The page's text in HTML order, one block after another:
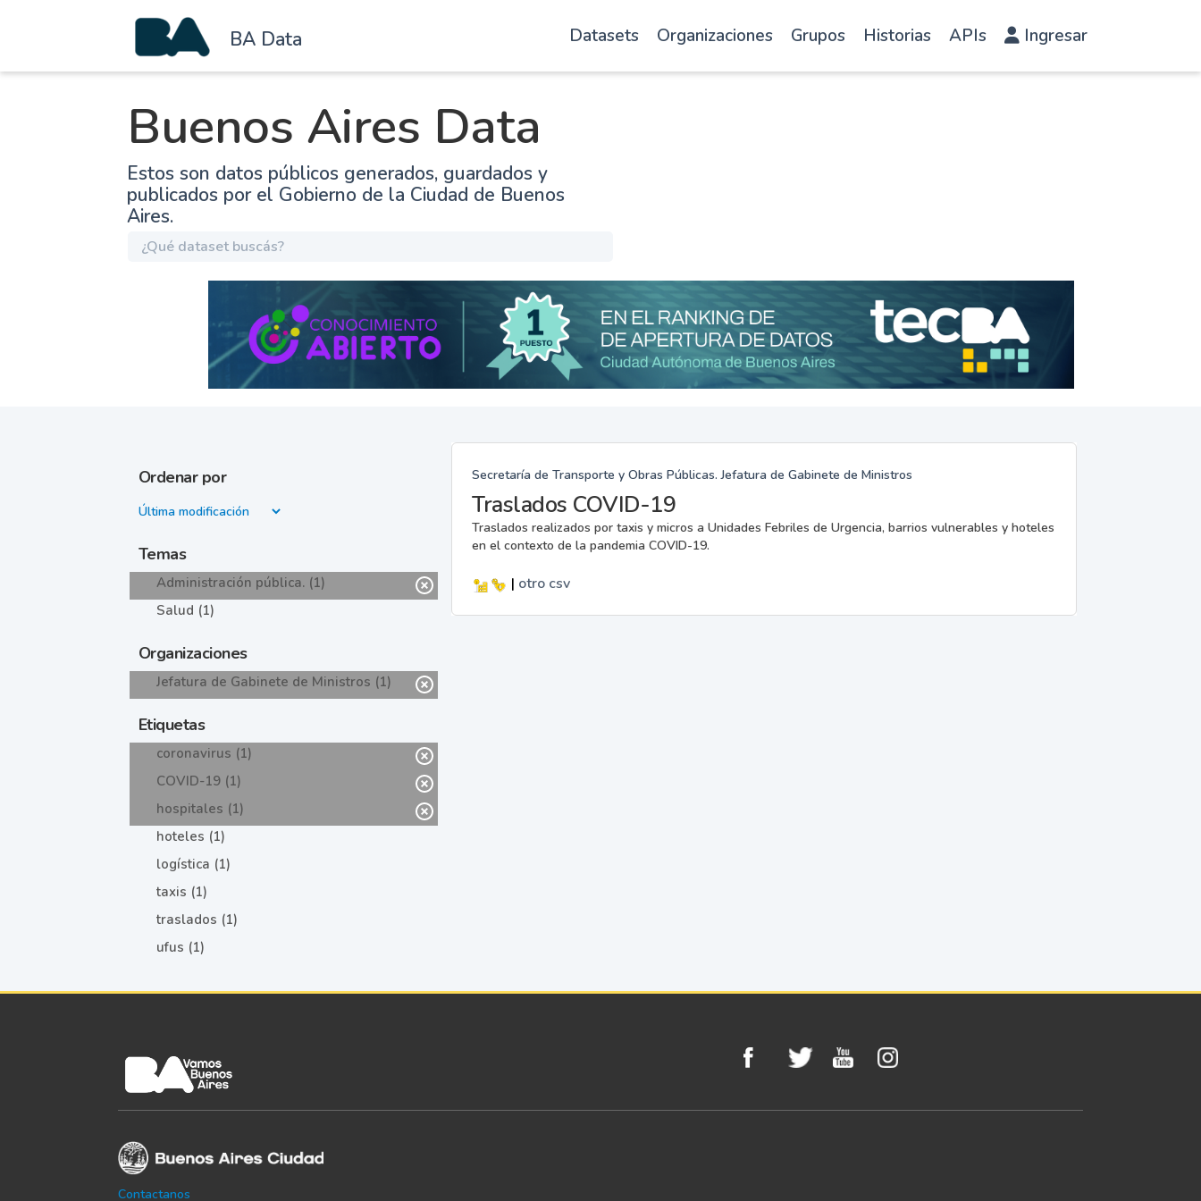
BA Data Datasets Organizaciones Grupos Historias APIs Ingresar
Buenos Aires Data
Estos son datos públicos generados, guardados y
publicados por el Gobierno de la Ciudad de Buenos
Aires.
Ordenar por
Temas
Administración pública. (1)
Salud (1)
Organizaciones
Jefatura de Gabinete de Ministros (1)
Etiquetas
coronavirus (1)
COVID-19 (1)
hospitales (1)
hoteles (1)
logística (1)
taxis (1)
traslados (1)
ufus (1)
Secretaría de Transporte y Obras Públicas. Jefatura de Gabinete de Ministros
Traslados COVID-19
Traslados realizados por taxis y micros a Unidades Febriles de Urgencia, barrios vulnerables y hoteles
en el contexto de la pandemia COVID-19.
| otro csv
Contactanos